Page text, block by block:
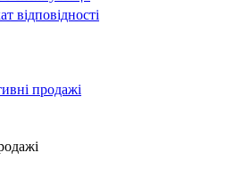
відповідності
продажі